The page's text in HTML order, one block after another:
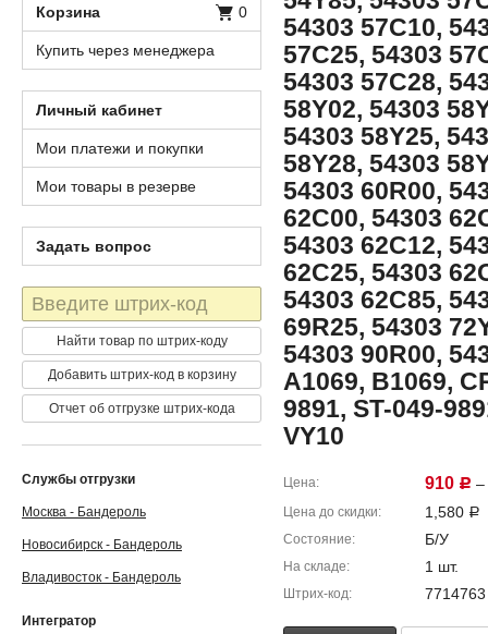
54303 57C10,
57C25, 54303
54303 57C28,
58Y02, 54303
54303 58Y25,
58Y28, 54303
54303 60R00,
62C00, 54303
54303 62C12,
62C25, 54303
54303 62C85,
69R25, 54303
54303 90R00,
A1069, B1069,
9891, ST-049-
VY10
Цена 910 Р –
Цена до скидки 1,580 Р
Состояние Б/У
На складе 1 шт.
Штрих-код 7714763
Корзина 0
Купить через менеджера
Личный кабинет
Мои платежи и покупки
Мои товары в резерве
Задать вопрос
Штрих-
код
Найти товар по штрих-коду
Добавить штрих-код в корзину
Отчет об отгрузке штрих-кода
Службы отгрузки
Москва - Бандероль
Новосибирск - Бандероль
Владивосток - Бандероль
Интегратор